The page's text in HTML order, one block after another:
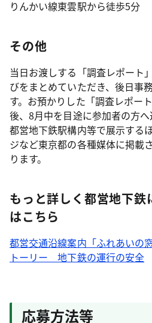
りんかい線東雲駅から徒歩5分
その他
当日お渡しする「調査レポート
びをまとめていただき、後日事
す。お預かりした「調査レポー
後、8月中を目途に参加者の方へ
都営地下鉄駅構内等で展示する
ジなど東京都の各種媒体に掲載
ります。
もっと詳しく都営地下鉄
はこちら
都営交通沿線案内「ふれあい
トーリー 地下鉄の運行の安全
応募方法等